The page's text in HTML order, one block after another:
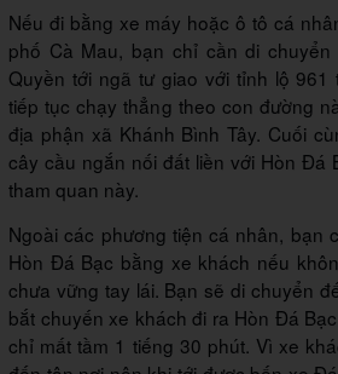
Nếu đi bằng xe máy hoặc ô tô cá
phố Cà Mau, bạn chỉ cần di
Quyền tới ngã tư giao với tỉnh lộ 961
tiếp tục chạy thẳng theo con đường
địa phận xã Khánh Bình Tây. Cuối
cây cầu ngắn nối đất liền với Hòn Đá
tham quan này.
Ngoài các phương tiện cá nhân, bạn
Hòn Đá Bạc bằng xe khách nếu
chưa vững tay lái. Bạn sẽ di chuyển
bắt chuyến xe khách đi ra Hòn Đá
chỉ mất tầm 1 tiếng 30 phút. Vì xe